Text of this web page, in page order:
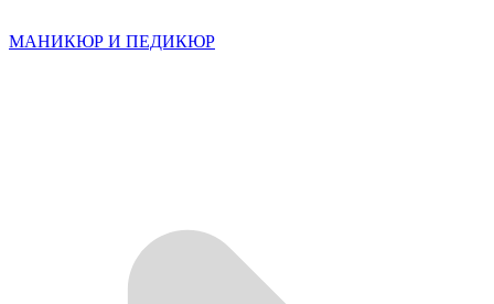
МАНИКЮР И ПЕДИКЮР